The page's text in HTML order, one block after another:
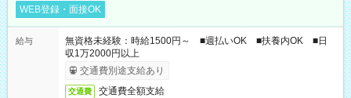
WEB登録・面接OK
給与
無資格未経験：時給1500円～ ■週払いOK ■扶養内OK ■日
収1万2000円以上
交通費別途支給あり
交通費 交通費全額支給